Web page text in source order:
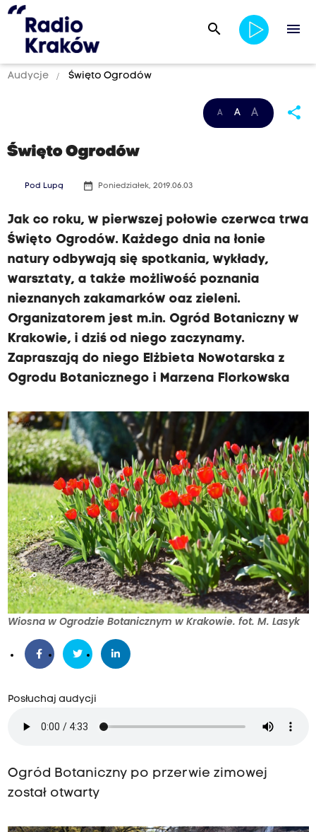
search menu
Audycje Święto Ogrodów
A A A share
Święto Ogrodów
Pod Lupą date_range Poniedziałek, 2019.06.03
Jak co roku, w pierwszej połowie czerwca trwa
Święto Ogrodów. Każdego dnia na łonie
natury odbywają się spotkania, wykłady,
warsztaty, a także możliwość poznania
nieznanych zakamarków oaz zieleni.
Organizatorem jest m.in. Ogród Botaniczny w
Krakowie, i dziś od niego zaczynamy.
Zapraszają do niego Elżbieta Nowotarska z
Ogrodu Botanicznego i Marzena Florkowska
Wiosna w Ogrodzie Botanicznym w Krakowie. fot. M. Lasyk
Posłuchaj audycji
Ogród Botaniczny po przerwie zimowej
został otwarty